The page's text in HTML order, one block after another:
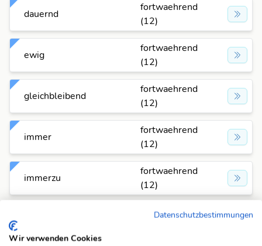
dauernd
fortwaehrend
(12)
ewig
fortwaehrend
(12)
gleichbleibend
fortwaehrend
(12)
immer
fortwaehrend
(12)
immerzu
fortwaehrend
(12)
fortwaehrend
Datenschutzbestimmungen
Wir verwenden Cookies